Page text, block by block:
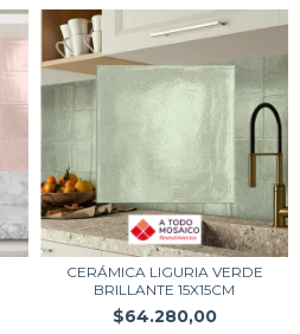
CERÁMICA LIGURIA VERDE
BRILLANTE 15X15CM
$64.280,00